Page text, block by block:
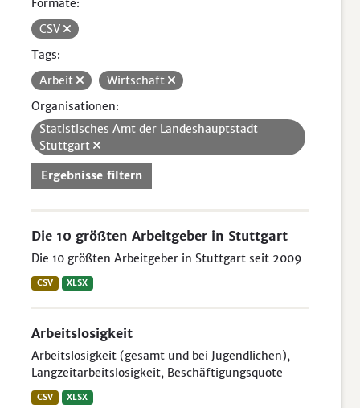
Formate:
CSV
Tags:
Arbeit
Wirtschaft
Organisationen:
Statistisches Amt der Landeshauptstadt
Stuttgart
Ergebnisse filtern
Die 10 größten Arbeitgeber in Stuttgart
Die 10 größten Arbeitgeber in Stuttgart seit 2009
CSV XLSX
Arbeitslosigkeit
Arbeitslosigkeit (gesamt und bei Jugendlichen),
Langzeitarbeitslosigkeit, Beschäftigungsquote
CSV XLSX